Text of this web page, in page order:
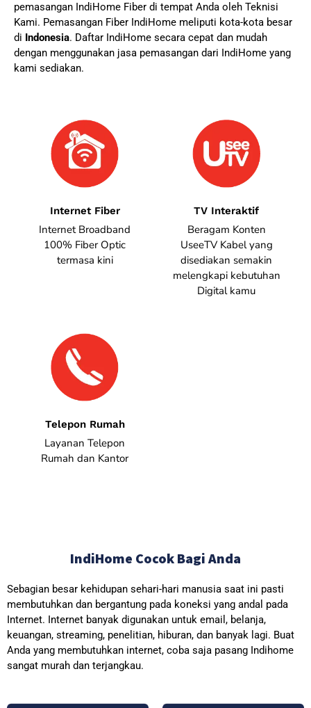
pemasangan IndiHome Fiber di tempat Anda oleh Teknisi
Kami. Pemasangan Fiber IndiHome meliputi kota-kota besar
di Indonesia. Daftar IndiHome secara cepat dan mudah
dengan menggunakan jasa pemasangan dari IndiHome yang
kami sediakan.
Internet Fiber
Internet Broadband
100% Fiber Optic
termasa kini
TV Interaktif
Beragam Konten
UseeTV Kabel yang
disediakan semakin
melengkapi kebutuhan
Digital kamu
Telepon Rumah
Layanan Telepon
Rumah dan Kantor
IndiHome Cocok Bagi Anda
Sebagian besar kehidupan sehari-hari manusia saat ini pasti
membutuhkan dan bergantung pada koneksi yang andal pada
Internet. Internet banyak digunakan untuk email, belanja,
keuangan, streaming, penelitian, hiburan, dan banyak lagi. Buat
Anda yang membutuhkan internet, coba saja pasang Indihome
sangat murah dan terjangkau.